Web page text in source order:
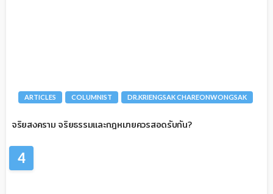
ARTICLES COLUMNIST DR.KRIENGSAK CHAREONWONGSAK
จริยสงคราม จริยธรรมและกฎหมายควรสอดรับกัน?
4